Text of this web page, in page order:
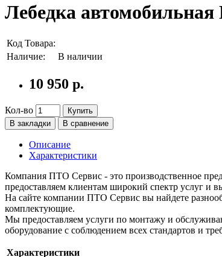
Лебедка
Код Товара:
Наличие:
В наличии
10 950 р.
Кол-во
Купить
В закладки
В сравнение
Описание
Характеристики
Компания ПТО Сервис - это производственное
предоставляем клиентам широкий спектр услуг и
На сайте компании ПТО Сервис вы найдете
комплектующие.
Мы предоставляем услуги по монтажу и
оборудование с соблюдением всех стандартов и
Характеристики